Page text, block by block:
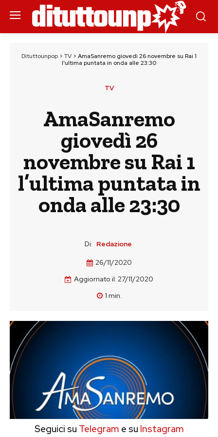
Dituttounpop > TV > AmaSanremo giovedì 26 novembre su Rai 1
l’ultima puntata in onda alle 23:30
TV
AmaSanremo
giovedì 26
novembre su Rai 1
l’ultima puntata in
onda alle 23:30
Di: Redazione
26/11/2020
Aggiornato il: 27/11/2020
1 min.
Seguici su Telegram e su Instagram